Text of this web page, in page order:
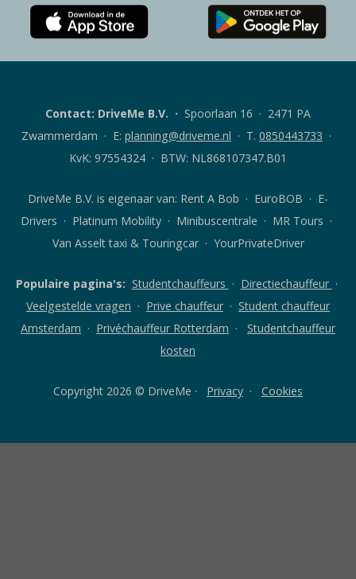
de
klanten-
voor
iOS
de
voor
Contact: DriveMe B.V. · Spoorlaan 16 · 2471 PA
Zwammerdam · E: planning@driveme.nl · T. 0850443733 ·
KvK: 97554324 · BTW: NL868107347.B01
DriveMe B.V. is eigenaar van: Rent A Bob · EuroBOB · E-
Drivers · Platinum Mobility · Minibuscentrale · MR Tours ·
Van Asselt taxi & Touringcar · YourPrivateDriver
Populaire pagina's: Studentchauffeurs · Directiechauffeur ·
Veelgestelde vragen · Prive chauffeur· Student chauffeur
Amsterdam · Privéchauffeur Rotterdam · Studentchauffeur
kosten
Copyright 2026 © DriveMe · Privacy · Cookies